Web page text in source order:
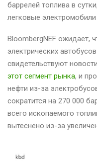
баррелей топлива в
легковые
BloombergNEF ожидает,
электрических
свидетельствуют
этот сегмент рынка, и
нефти из-за
сократится на 270 000
всего ископаемого
вытеснено из-за